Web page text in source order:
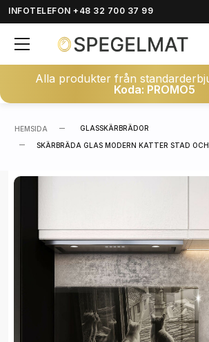
INFOTELEFON +48 32 700 37 99
Alla produkter från
Koda: PROMO5
HEMSIDA GLASSKÄRBRÄDOR
SKÄRBRÄDA GLAS MODERN KATTER STAD